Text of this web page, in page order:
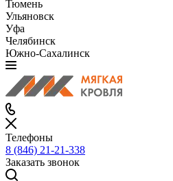
Тюмень
Ульяновск
Уфа
Челябинск
Южно-Сахалинск
Телефоны
8 (846) 21-21-338
Заказать звонок